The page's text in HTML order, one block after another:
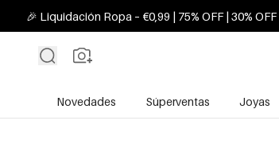
🎉 Liquidación Ropa – €0,99 | 75% OFF | 30% OFF
Novedades Súperventas Joyas